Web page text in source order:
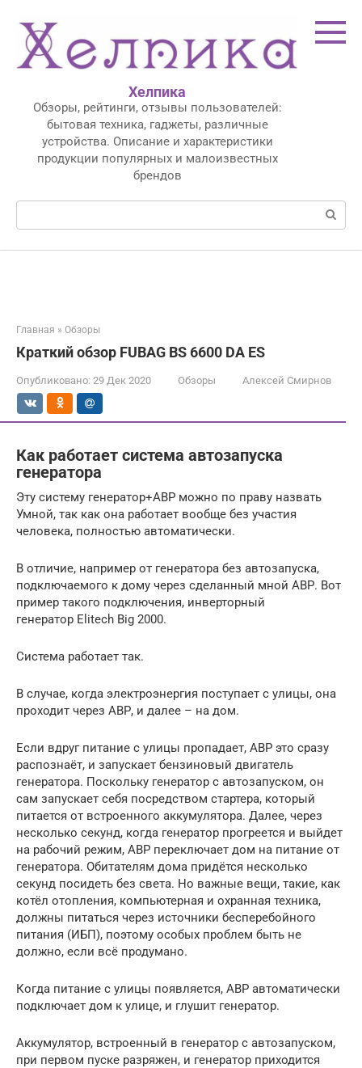
контенту
Хелпика
Обзоры, рейтинги, отзывы пользователей:
бытовая техника, гаджеты, различные
устройства. Описание и характеристики
продукции популярных и малоизвестных
брендов
Поиск:
Главная » Обзоры
Краткий обзор FUBAG BS 6600 DA ES
Опубликовано: 29 Дек 2020 Обзоры Алексей Смирнов
Как работает система автозапуска
генератора
Эту систему генератор+АВР можно по праву назвать
Умной, так как она работает вообще без участия
человека, полностью автоматически.
В отличие, например от генератора без автозапуска,
подключаемого к дому через сделанный мной АВР. Вот
пример такого подключения, инверторный
генератор Elitech Big 2000.
Система работает так.
В случае, когда электроэнергия поступает с улицы, она
проходит через АВР, и далее – на дом.
Если вдруг питание с улицы пропадает, АВР это сразу
распознаёт, и запускает бензиновый двигатель
генератора. Поскольку генератор с автозапуском, он
сам запускает себя посредством стартера, который
питается от встроенного аккумулятора. Далее, через
несколько секунд, когда генератор прогреется и выйдет
на рабочий режим, АВР переключает дом на питание от
генератора. Обитателям дома придётся несколько
секунд посидеть без света. Но важные вещи, такие, как
котёл отопления, компьютерная и охранная техника,
должны питаться через источники бесперебойного
питания (ИБП), поэтому особых проблем быть не
должно, если всё продумано.
Когда питание с улицы появляется, АВР автоматически
подключает дом к улице, и глушит генератор.
Аккумулятор, встроенный в генератор с автозапуском,
при первом пуске разряжен, и генератор приходится